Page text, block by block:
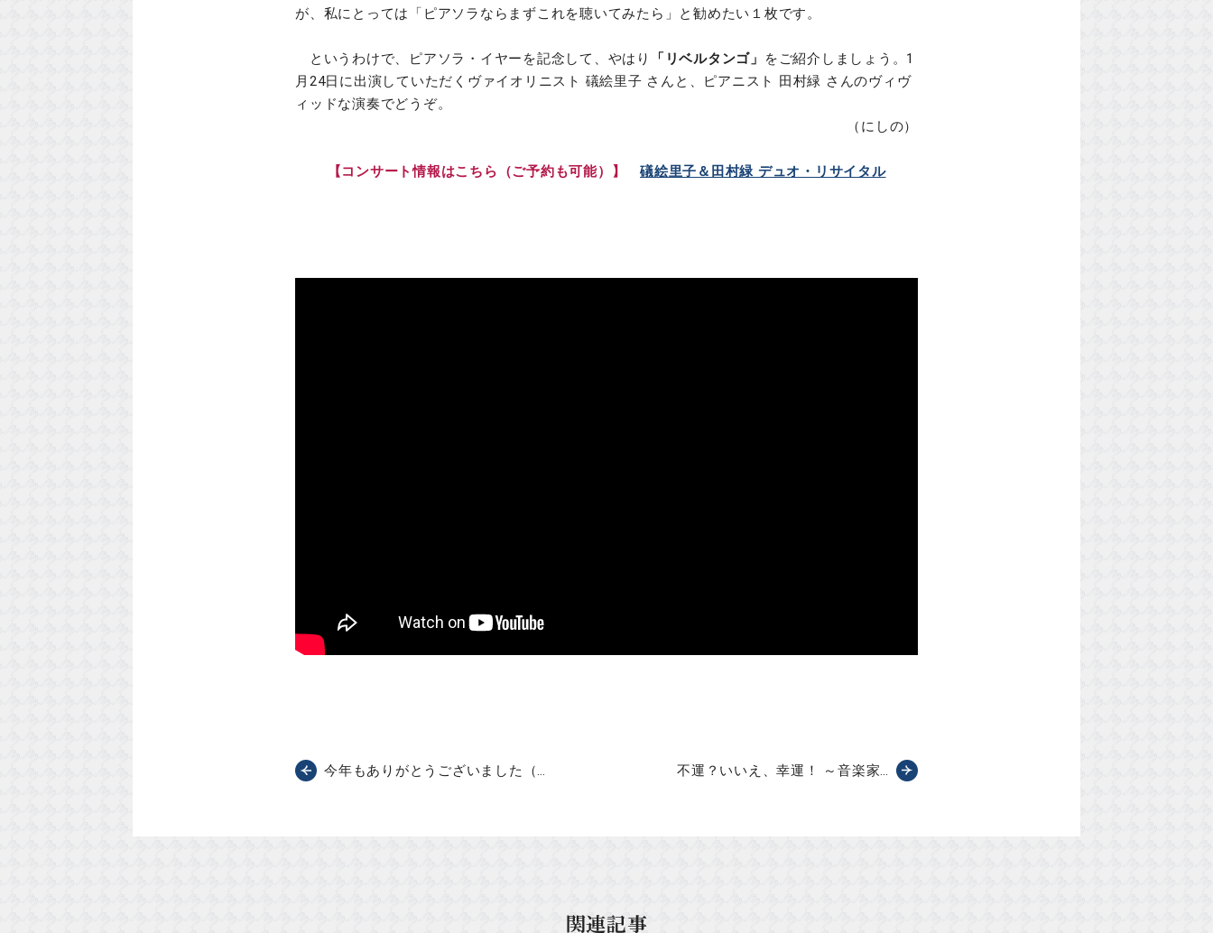
が、私にとっては「ピアソラならまずこれを聴いてみたら」と勧めたい１枚です。
というわけで、ピアソラ・イヤーを記念して、やはり 「リベルタンゴ」
をご紹介しましょう。1
月24日に出演していただくヴァイオリニスト 礒絵里子 さんと、ピアニスト 田村緑 さんのヴィヴ
ィッドな演奏でどうぞ。
（にしの）
【コンサート情報はこちら（ご予約も可能）】 礒絵里子＆田村緑 デュオ・リサイタル
今年もありがとうございました（… 不運？いいえ、幸運！ ～音楽家…
関連記事